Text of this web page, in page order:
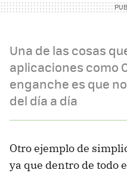
Una de las cosas
aplicaciones como
enganche es que
del día a día
Otro ejemplo de
ya que dentro de todo